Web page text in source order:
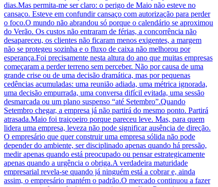
dias.Mas permita-me ser claro: o perigo de Maio não esteve no
cansaço. Esteve em confundir cansaço com autorização para perder
o foco.O mundo não abrandou só porque o calendário se aproximou
do Verão. Os custos não entraram de férias, a concorrência não
desapareceu, os clientes não ficaram menos exigentes, a margem
não se protegeu sozinha e o fluxo de caixa não melhorou por
esperança.Foi precisamente nesta altura do ano que muitas empresas
começaram a perder terreno sem perceber. Não por causa de uma
grande crise ou de uma decisão dramática, mas por pequenas
cedências acumuladas: uma reunião adiada, uma métrica ignorada,
uma decisão empurrada, uma conversa difícil evitada, uma sessão
desmarcada ou um plano suspenso “até Setembro”.Quando
Setembro chegar, a empresa já não partirá do mesmo ponto. Partirá
atrasada.Maio foi traiçoeiro porque pareceu leve. Mas, para quem
lidera uma empresa, leveza não pode significar ausência de direção.
O empresário que quer construir uma empresa sólida não pode
depender do ambiente, ser disciplinado apenas quando há pressão,
medir apenas quando está preocupado ou pensar estrategicamente
apenas quando a urgência o obriga.A verdadeira maturidade
empresarial revela-se quando já ninguém está a cobrar e, ainda
assim, o empresário mantém o padrão.O mercado continuou a fazer